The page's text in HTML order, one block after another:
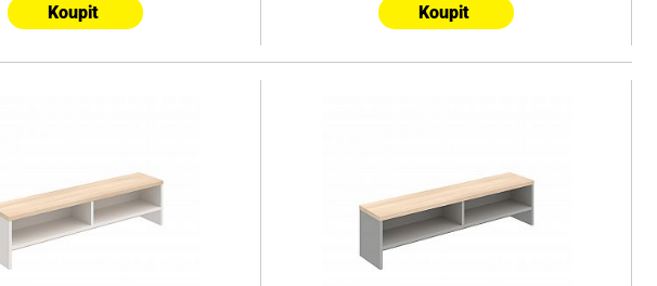
Koupit Koupit